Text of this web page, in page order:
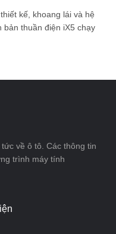
kế, khoang lái và hệ
bản thuần điện iX5 chạy
về ô tô. Các thông tin
trình máy tính